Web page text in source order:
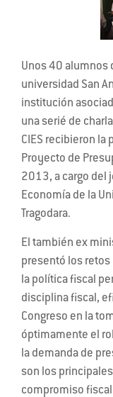
Unos 40 alumnos
universidad San
institución
una serié de
CIES recibieron la
Proyecto de
2013, a cargo del
Economía de la
Tragodara.
El también ex
presentó los
la política fiscal
disciplina fiscal,
Congreso en la
óptimamente el
la demanda de
son los
compromiso